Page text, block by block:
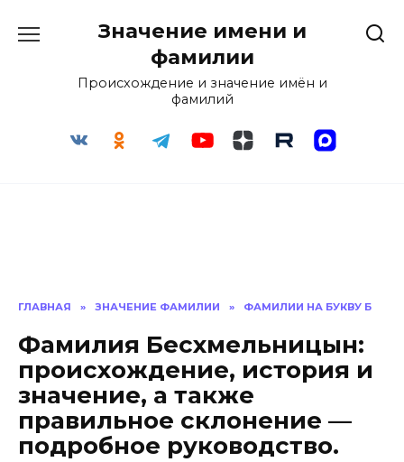
Значение имени и
фамилии
Происхождение и значение имён и
фамилий
ГЛАВНАЯ » ЗНАЧЕНИЕ ФАМИЛИИ » ФАМИЛИИ НА БУКВУ Б
Фамилия Бесхмельницын:
происхождение, история и
значение, а также
правильное склонение —
подробное руководство.